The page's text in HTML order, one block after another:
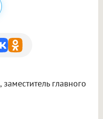
, заместитель главного